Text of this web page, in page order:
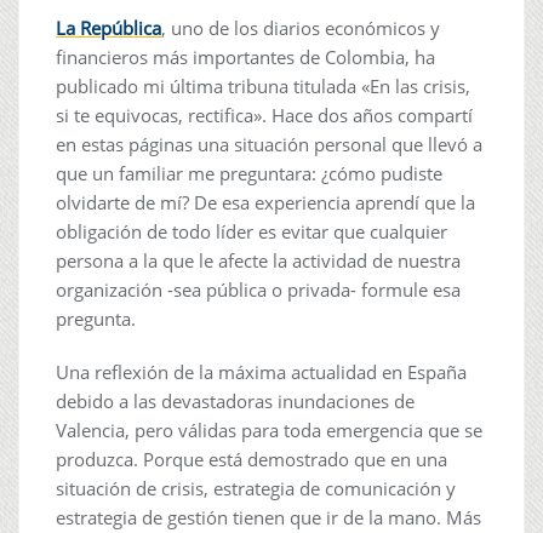
La República, uno de los diarios económicos y
financieros más importantes de Colombia, ha
publicado mi última tribuna titulada «En las crisis,
si te equivocas, rectifica». Hace dos años compartí
en estas páginas una situación personal que llevó a
que un familiar me preguntara: ¿cómo pudiste
olvidarte de mí? De esa experiencia aprendí que la
obligación de todo líder es evitar que cualquier
persona a la que le afecte la actividad de nuestra
organización -sea pública o privada- formule esa
pregunta.
Una reflexión de la máxima actualidad en España
debido a las devastadoras inundaciones de
Valencia, pero válidas para toda emergencia que se
produzca. Porque está demostrado que en una
situación de crisis, estrategia de comunicación y
estrategia de gestión tienen que ir de la mano. Más